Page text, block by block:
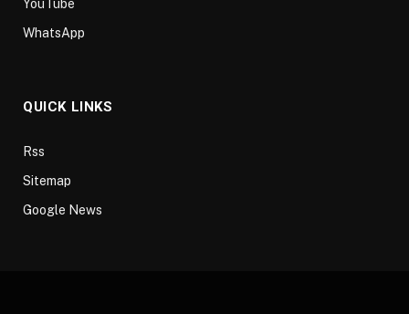
YouTube
WhatsApp
QUICK LINKS
Rss
Sitemap
Google News